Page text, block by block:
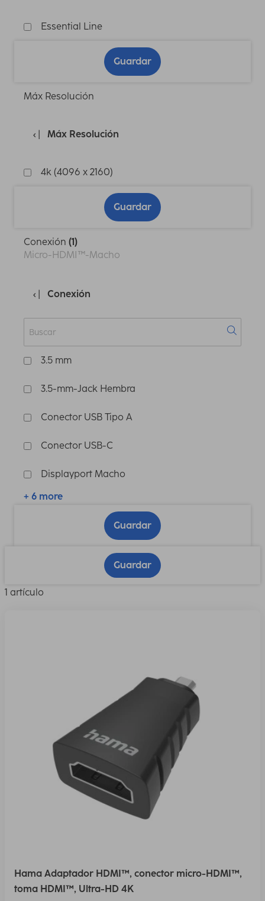
Essential Line
Guardar
Máx Resolución
Máx Resolución
4k (4096 x 2160)
Guardar
Conexión (1)
Micro-HDMI™-Macho
Conexión
3.5 mm
3.5-mm-Jack Hembra
Conector USB Tipo A
Conector USB-C
Displayport Macho
+ 6 more
Guardar
Guardar
1 artículo
Hama Adaptador HDMI™, conector micro-HDMI™,
toma HDMI™, Ultra-HD 4K